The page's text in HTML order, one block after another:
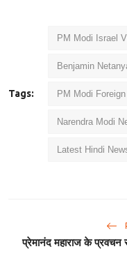
Tags:
PM Modi Israel
Benjamin
PM Modi
Narendra Modi
Latest Hindi
प्रेमानंद महाराज के